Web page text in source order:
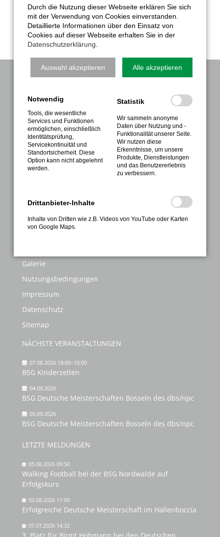
Anmeldung notwendig unterhttps://bsg-
nordwalde.de/Anmeldung.html
Verein
Sport
Gesundheitssport
Sportabzeichen
Termine
INFORMATIONEN
Galerie
Nutzungsbedingungen
Impressum
Datenschutz
Sitemap
NÄCHSTE VERANSTALTUNGEN
07.08.2026 18:00–10:00
BSG Kinderzelten
04.09.2026
BSG Deutsche Meisterschaften Bosseln des dbs/npc
05.09.2026
BSG Deutsche Meisterschaften Bosseln des dbs/npc
LETZTE MELDUNGEN
05.08.2026 09:50
Walking Football bei der BSG Nordwalde auf
Erfolgskurs
03.08.2026 11:00
Erfolgreiche Deutsche Meisterschaft im Hallenboccia
07.07.2026 14:32
Durch die Nutzung dieser Webseite erklären Sie sich
mit der Verwendung von Cookies einverstanden.
Detaillierte Informationen über den Einsatz von
Cookies auf dieser Webseite erhalten Sie in der
Datenschutzerklärung
Auswahl akzeptieren Alle akzeptieren
Notwendig
Tools, die wesentliche
Services und Funktionen
ermöglichen, einschließlich
Identitätsprüfung,
Servicekontinuität und
Standortsicherheit. Diese
Option kann nicht abgelehnt
werden.
Statistik
Wir sammeln anonyme
Daten über Nutzung und -
Funktionalität unserer Seite.
Wir nutzen diese
Erkenntnisse, um unsere
Produkte, Dienstleistungen
und das Benutzererlebnis
zu verbessern.
Drittanbieter-Inhalte
Inhalte von Dritten wie z.B. Videos von YouTube oder Karten
von Google Maps.